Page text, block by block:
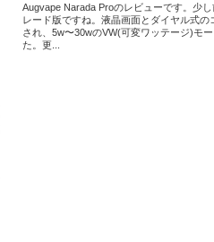
Augvape Narada Proのレビューです。少
レード版ですね。液晶画面とダイヤル式
され、5w〜30wのVW(可変ワッテージ)モ
た。更...